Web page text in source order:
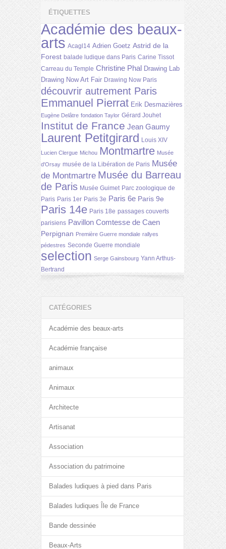
ÉTIQUETTES
Académie des beaux-
arts Acagl14 Adrien Goetz Astrid de la
Forest balade ludique dans Paris Carine Tissot
Carreau du Temple Christine Phal Drawing Lab
Drawing Now Art Fair Drawing Now Paris
découvrir autrement Paris
Emmanuel Pierrat Erik Desmazières
Eugène Delâtre fondation Taylor Gérard Jouhet
Institut de France Jean Gaumy
Laurent Petitgirard Louis XIV
Lucien Clergue Michou Montmartre Musée
d'Orsay musée de la Libération de Paris Musée
de Montmartre Musée du Barreau
de Paris Musée Guimet Parc zoologique de
Paris Paris 1er Paris 3e Paris 6e Paris 9e
Paris 14e Paris 18e passages couverts
parisiens Pavillon Comtesse de Caen
Perpignan Première Guerre mondiale rallyes
pédestres Seconde Guerre mondiale
selection Serge Gainsbourg Yann Arthus-
Bertrand
CATÉGORIES
Académie des beaux-arts
Académie française
animaux
Animaux
Architecte
Artisanat
Association
Association du patrimoine
Balades ludiques à pied dans Paris
Balades ludiques Île de France
Bande dessinée
Beaux-Arts